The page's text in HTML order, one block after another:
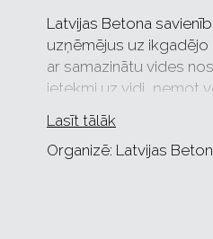
Latvijas Betona
uzņēmējus uz ikgadējo
ar samazinātu vides
ietekmi uz vidi, ņemot
Konferences ietvaros
Lasīt tālāk
Organizē: Latvijas